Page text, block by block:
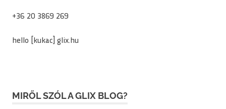
+36 20 3869 269
hello [kukac] glix.hu
MIRŐL SZÓL A GLIX BLOG?